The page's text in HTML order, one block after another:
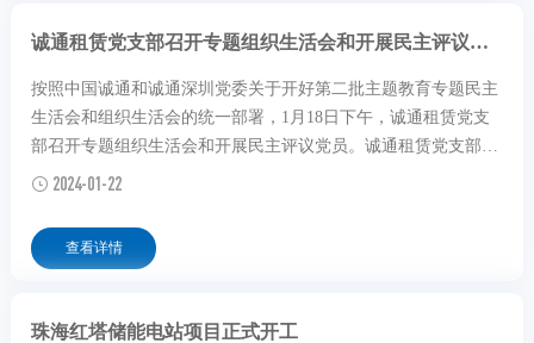
诚通租赁党支部召开专题组织生活会和开展民主评议党员
按照中国诚通和诚通深圳党委关于开好第二批主题教育专题民主
生活会和组织生活会的统一部署，1月18日下午，诚通租赁党支
部召开专题组织生活会和开展民主评议党员。诚通租赁党支部组
织委员、副总经理梁璐主持会议，公司全体党员参加会议。
2024-01-22
查看详情
珠海红塔储能电站项目正式开工